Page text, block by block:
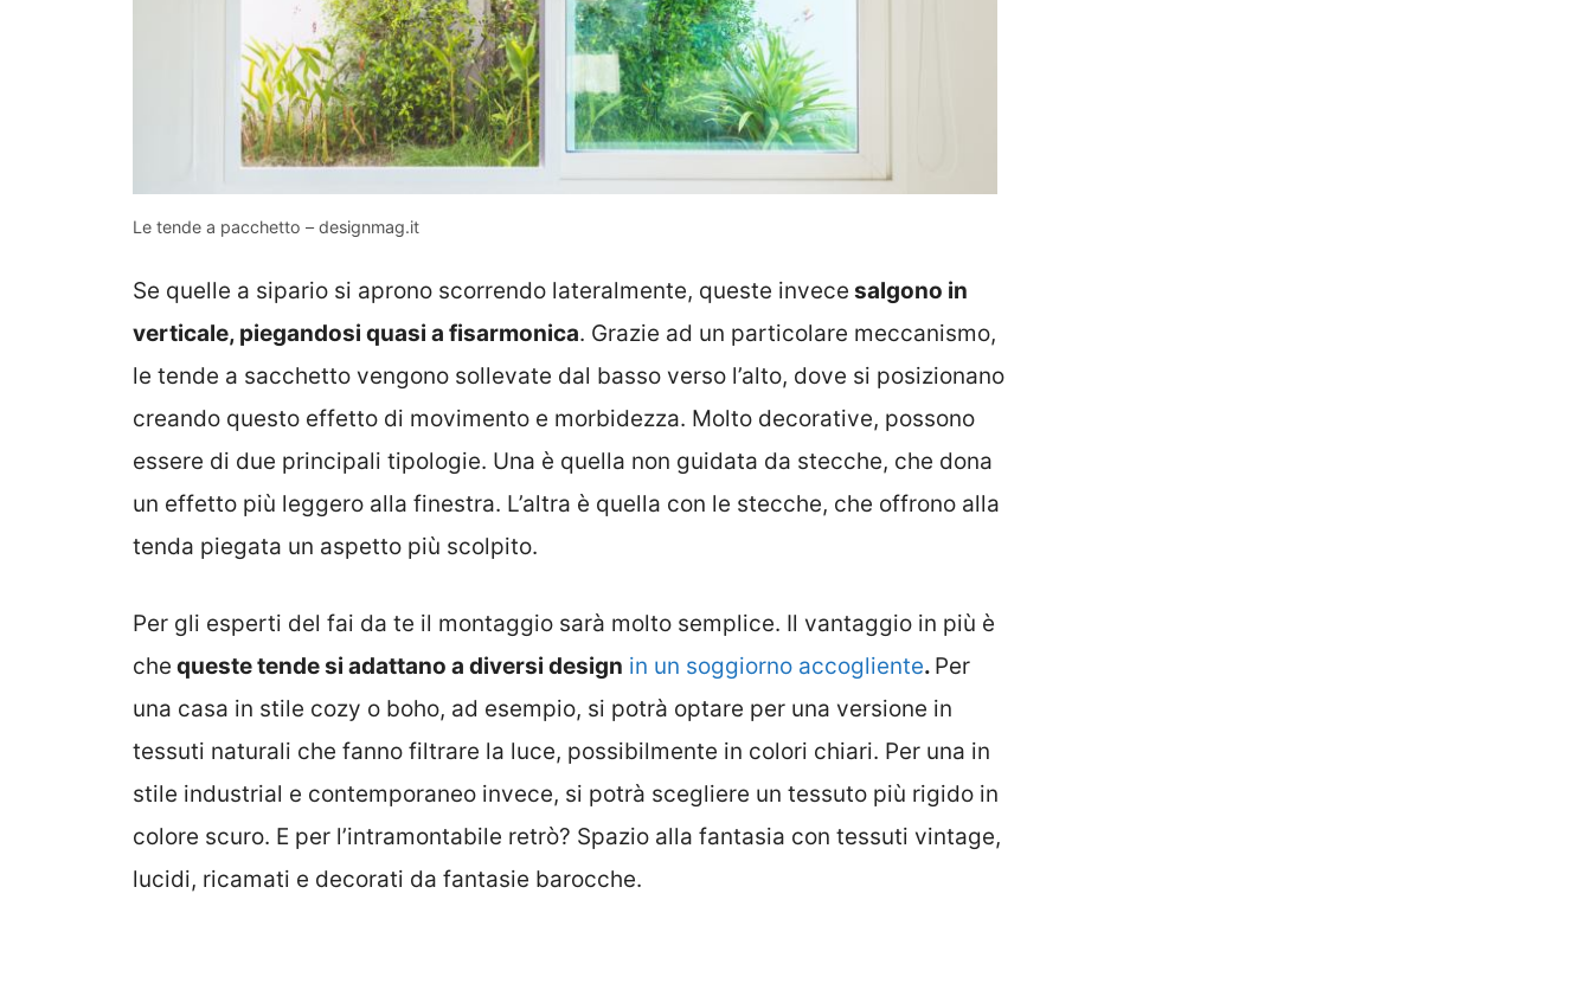
Le tende a pacchetto – designmag.it
Se quelle a sipario si aprono scorrendo lateralmente, queste invece salgono in
verticale, piegandosi quasi a fisarmonica. Grazie ad un particolare meccanismo,
le tende a sacchetto vengono sollevate dal basso verso l’alto, dove si posizionano
creando questo effetto di movimento e morbidezza. Molto decorative, possono
essere di due principali tipologie. Una è quella non guidata da stecche, che dona
un effetto più leggero alla finestra. L’altra è quella con le stecche, che offrono alla
tenda piegata un aspetto più scolpito.
Per gli esperti del fai da te il montaggio sarà molto semplice. Il vantaggio in più è
che queste tende si adattano a diversi design in un soggiorno accogliente. Per
una casa in stile cozy o boho, ad esempio, si potrà optare per una versione in
tessuti naturali che fanno filtrare la luce, possibilmente in colori chiari. Per una in
stile industrial e contemporaneo invece, si potrà scegliere un tessuto più rigido in
colore scuro. E per l’intramontabile retrò? Spazio alla fantasia con tessuti vintage,
lucidi, ricamati e decorati da fantasie barocche.